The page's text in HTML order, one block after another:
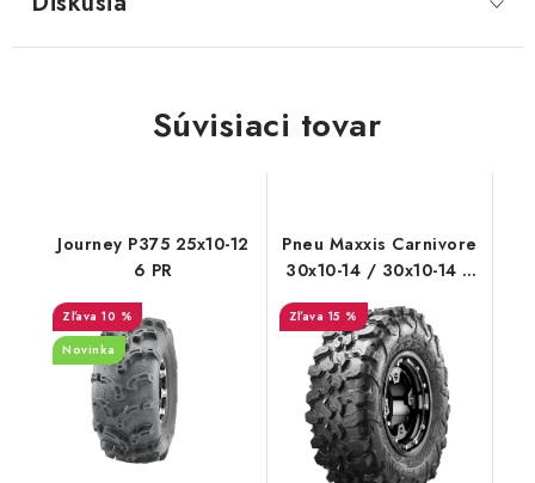
Všeobecné obchodné podmienky
Reklamačný poriadok - formulár
Kontakt
Súvisiaci tovar
Journey P375 25x10-12
6 PR
10 %
Novinka
Pneu Maxxis Carnivore
30x10-14 / 30x10-14 8
15 %